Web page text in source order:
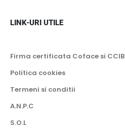
LINK-URI UTILE
Firma certificata Coface si CCIB
Politica cookies
Termeni si conditii
A.N.P.C
S.O.L